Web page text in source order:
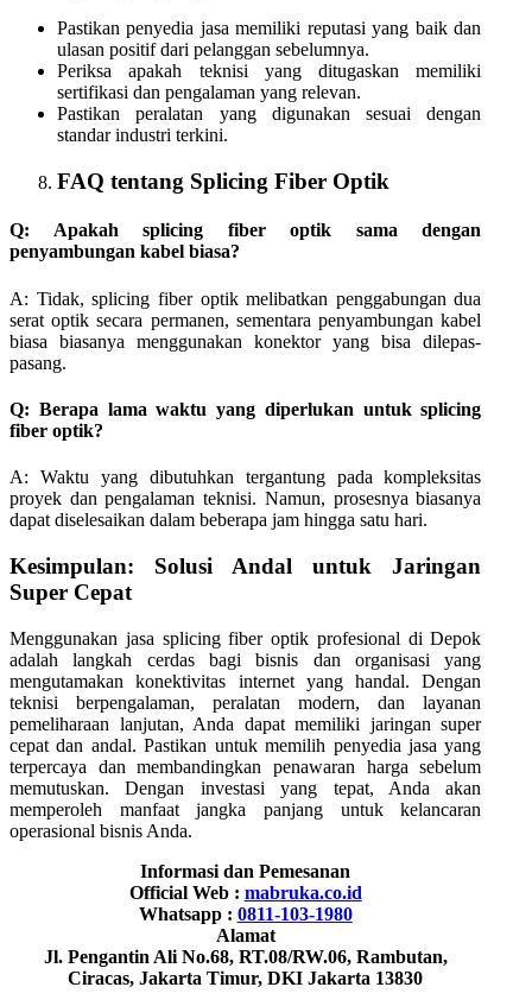
Pastikan penyedia jasa memiliki reputasi yang baik dan
ulasan positif dari pelanggan sebelumnya.
Periksa apakah teknisi yang ditugaskan memiliki
sertifikasi dan pengalaman yang relevan.
Pastikan peralatan yang digunakan sesuai dengan
standar industri terkini.
FAQ tentang Splicing Fiber Optik
Q: Apakah splicing fiber optik sama dengan
penyambungan kabel biasa?
A: Tidak, splicing fiber optik melibatkan penggabungan dua
serat optik secara permanen, sementara penyambungan kabel
biasa biasanya menggunakan konektor yang bisa dilepas-
pasang.
Q: Berapa lama waktu yang diperlukan untuk splicing
fiber optik?
A: Waktu yang dibutuhkan tergantung pada kompleksitas
proyek dan pengalaman teknisi. Namun, prosesnya biasanya
dapat diselesaikan dalam beberapa jam hingga satu hari.
Kesimpulan: Solusi Andal untuk Jaringan
Super Cepat
Menggunakan jasa splicing fiber optik profesional di Depok
adalah langkah cerdas bagi bisnis dan organisasi yang
mengutamakan konektivitas internet yang handal. Dengan
teknisi berpengalaman, peralatan modern, dan layanan
pemeliharaan lanjutan, Anda dapat memiliki jaringan super
cepat dan andal. Pastikan untuk memilih penyedia jasa yang
terpercaya dan membandingkan penawaran harga sebelum
memutuskan. Dengan investasi yang tepat, Anda akan
memperoleh manfaat jangka panjang untuk kelancaran
operasional bisnis Anda.
Informasi dan Pemesanan
Official Web : mabruka.co.id
Whatsapp : 0811-103-1980
Alamat
Jl. Pengantin Ali No.68, RT.08/RW.06, Rambutan,
Ciracas, Jakarta Timur, DKI Jakarta 13830